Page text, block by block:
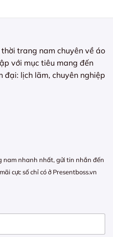
trang nam chuyên về áo
với mục tiêu mang đến
đại: lịch lãm, chuyên nghiệp
nam nhanh nhất, gửi tin nhắn đến
cực số chỉ có ở Presentboss.vn